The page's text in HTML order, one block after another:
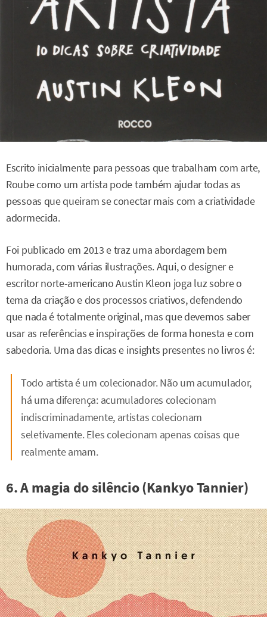
Escrito inicialmente para pessoas que trabalham com arte,
Roube como um artista pode também ajudar todas as
pessoas que queiram se conectar mais com a criatividade
adormecida.
Foi publicado em 2013 e traz uma abordagem bem
humorada, com várias ilustrações. Aqui, o designer e
escritor norte-americano Austin Kleon joga luz sobre o
tema da criação e dos processos criativos, defendendo
que nada é totalmente original, mas que devemos saber
usar as referências e inspirações de forma honesta e com
sabedoria. Uma das dicas e insights presentes no livros é:
Todo artista é um colecionador. Não um acumulador,
há uma diferença: acumuladores colecionam
indiscriminadamente, artistas colecionam
seletivamente. Eles colecionam apenas coisas que
realmente amam.
6. A magia do silêncio (Kankyo Tannier)